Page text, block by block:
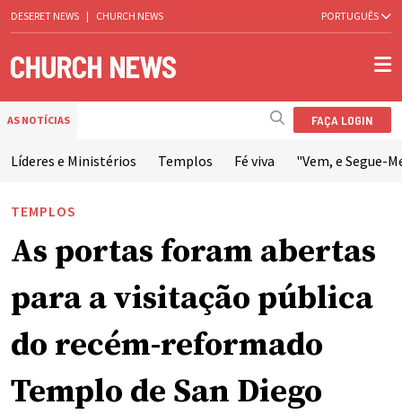
DESERET NEWS | CHURCH NEWS PORTUGUÊS
AS NOTÍCIAS FAÇA LOGIN
Líderes e Ministérios Templos Fé viva "Vem, e Segue-
TEMPLOS
As portas foram abertas
para a visitação pública
do recém-reformado
Templo de San Diego